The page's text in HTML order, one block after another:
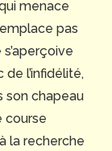
menace
pas
l’infidélité,
son chapeau
course
la recherche